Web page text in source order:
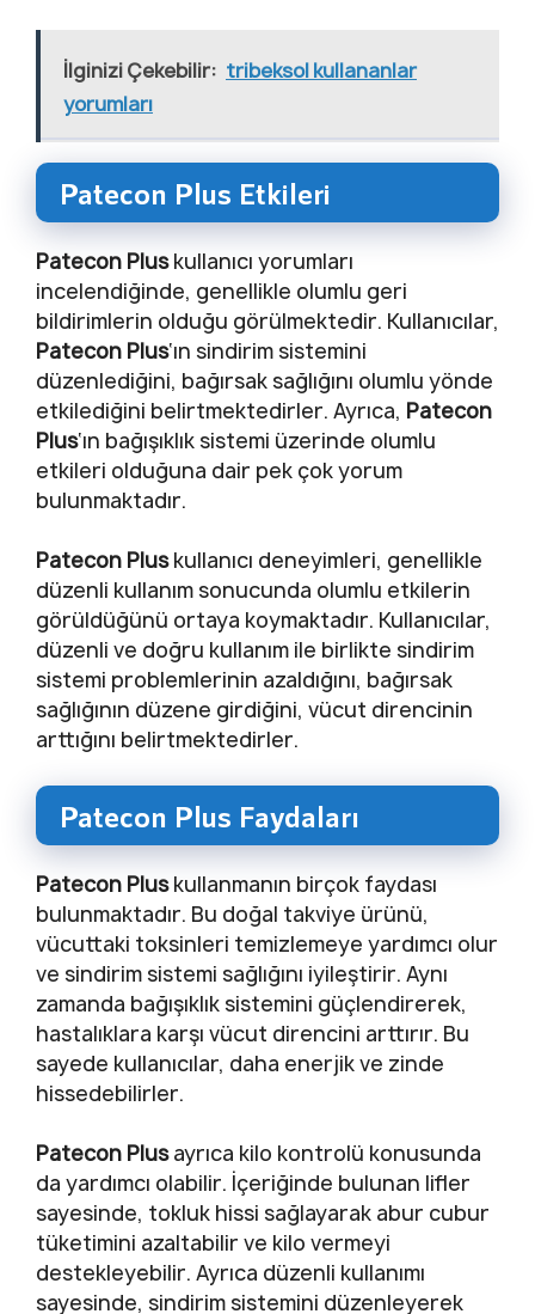
İlginizi Çekebilir: tribeksol kullananlar
yorumları
Patecon Plus Etkileri
Patecon Pluskullanıcı yorumları
incelendiğinde, genellikle olumlu geri
bildirimlerin olduğu görülmektedir. Kullanıcılar,
Patecon Plus‘ın sindirim sistemini
düzenlediğini, bağırsak sağlığını olumlu yönde
etkilediğini belirtmektedirler. Ayrıca, Patecon
Plus‘ın bağışıklık sistemi üzerinde olumlu
etkileri olduğuna dair pek çok yorum
bulunmaktadır.
Patecon Pluskullanıcı deneyimleri, genellikle
düzenli kullanım sonucunda olumlu etkilerin
görüldüğünü ortaya koymaktadır. Kullanıcılar,
düzenli ve doğru kullanım ile birlikte sindirim
sistemi problemlerinin azaldığını, bağırsak
sağlığının düzene girdiğini, vücut direncinin
arttığını belirtmektedirler.
Patecon Plus Faydaları
Patecon Pluskullanmanın birçok faydası
bulunmaktadır. Bu doğal takviye ürünü,
vücuttaki toksinleri temizlemeye yardımcı olur
ve sindirim sistemi sağlığını iyileştirir. Aynı
zamanda bağışıklık sistemini güçlendirerek,
hastalıklara karşı vücut direncini arttırır. Bu
sayede kullanıcılar, daha enerjik ve zinde
hissedebilirler.
Patecon Plusayrıca kilo kontrolü konusunda
da yardımcı olabilir. İçeriğinde bulunan lifler
sayesinde, tokluk hissi sağlayarak abur cubur
tüketimini azaltabilir ve kilo vermeyi
destekleyebilir. Ayrıca düzenli kullanımı
sayesinde, sindirim sistemini düzenleyerek